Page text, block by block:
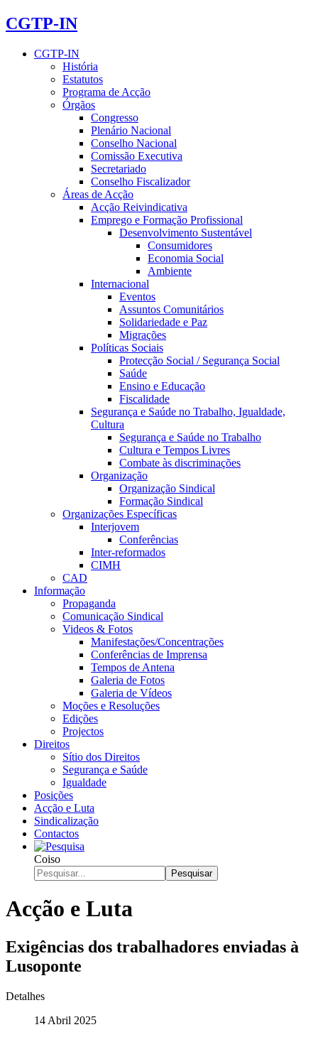
CGTP-IN
CGTP-IN
História
Estatutos
Programa de Acção
Órgãos
Congresso
Plenário Nacional
Conselho Nacional
Comissão Executiva
Secretariado
Conselho Fiscalizador
Áreas de Acção
Acção Reivindicativa
Emprego e Formação Profissional
Desenvolvimento Sustentável
Consumidores
Economia Social
Ambiente
Internacional
Eventos
Assuntos Comunitários
Solidariedade e Paz
Migrações
Políticas Sociais
Protecção Social / Segurança Social
Saúde
Ensino e Educação
Fiscalidade
Segurança e Saúde no Trabalho, Igualdade,
Cultura
Segurança e Saúde no Trabalho
Cultura e Tempos Livres
Combate às discriminações
Organização
Organização Sindical
Formação Sindical
Organizações Específicas
Interjovem
Conferências
Inter-reformados
CIMH
CAD
Informação
Propaganda
Comunicação Sindical
Videos & Fotos
Manifestações/Concentrações
Conferências de Imprensa
Tempos de Antena
Galeria de Fotos
Galeria de Vídeos
Moções e Resoluções
Edições
Projectos
Direitos
Sítio dos Direitos
Segurança e Saúde
Igualdade
Posições
Acção e Luta
Sindicalização
Contactos
Coiso
Pesquisar
Acção e Luta
Exigências dos trabalhadores enviadas à
Lusoponte
Detalhes
14 Abril 2025